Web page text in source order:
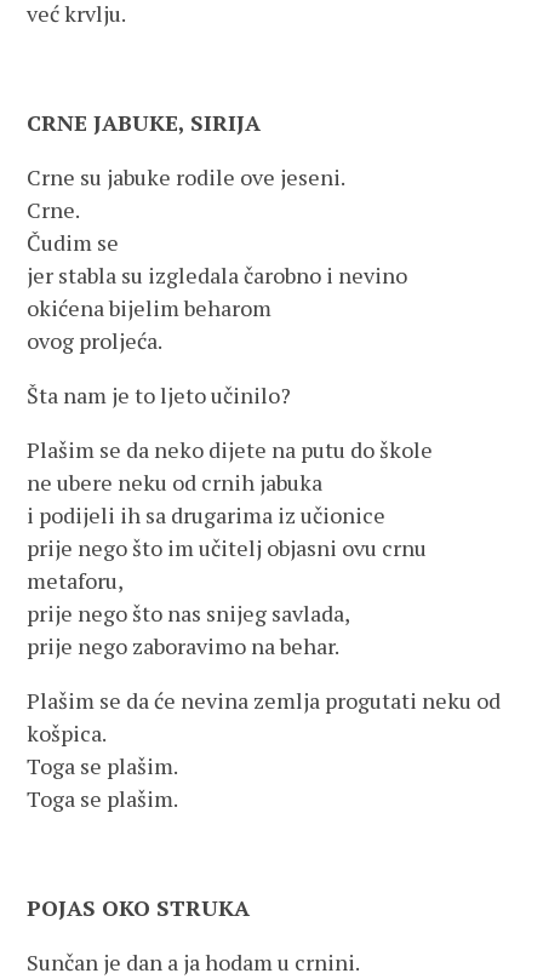
već krvlju.
CRNE JABUKE, SIRIJA
Crne su jabuke rodile ove jeseni.
Crne.
Čudim se
jer stabla su izgledala čarobno i nevino
okićena bijelim beharom
ovog proljeća.
Šta nam je to ljeto učinilo?
Plašim se da neko dijete na putu do škole
ne ubere neku od crnih jabuka
i podijeli ih sa drugarima iz učionice
prije nego što im učitelj objasni ovu crnu
metaforu,
prije nego što nas snijeg savlada,
prije nego zaboravimo na behar.
Plašim se da će nevina zemlja progutati neku od
košpica.
Toga se plašim.
Toga se plašim.
POJAS OKO STRUKA
Sunčan je dan a ja hodam u crnini.